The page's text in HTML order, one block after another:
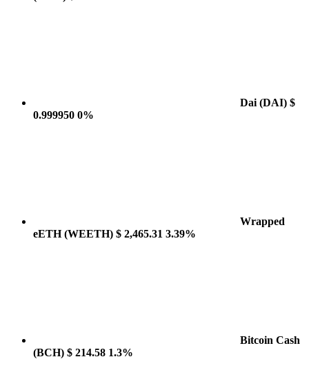
Dai (DAI) $
0.999950 0%
Wrapped
eETH(WEETH) $ 2,465.31 3.39%
Bitcoin Cash
(BCH) $ 214.58 1.3%